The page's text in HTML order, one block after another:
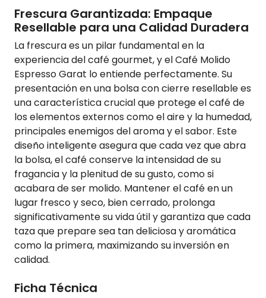
Frescura Garantizada: Empaque
Resellable para una Calidad Duradera
La frescura es un pilar fundamental en la
experiencia del café gourmet, y el Café Molido
Espresso Garat lo entiende perfectamente. Su
presentación en una bolsa con cierre resellable es
una característica crucial que protege el café de
los elementos externos como el aire y la humedad,
principales enemigos del aroma y el sabor. Este
diseño inteligente asegura que cada vez que abra
la bolsa, el café conserve la intensidad de su
fragancia y la plenitud de su gusto, como si
acabara de ser molido. Mantener el café en un
lugar fresco y seco, bien cerrado, prolonga
significativamente su vida útil y garantiza que cada
taza que prepare sea tan deliciosa y aromática
como la primera, maximizando su inversión en
calidad.
Ficha Técnica